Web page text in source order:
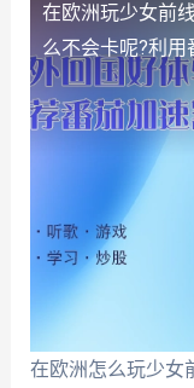
在欧洲玩少女前
么不会卡呢?利
在欧洲怎么玩少女